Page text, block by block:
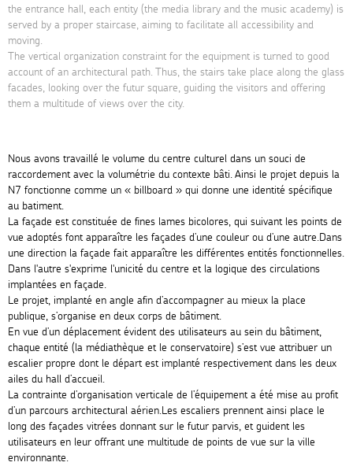
the entrance hall, each entity (the media library and the music academy) is
served by a proper staircase, aiming to facilitate all accessibility and
moving.
The vertical organization constraint for the equipment is turned to good
account of an architectural path. Thus, the stairs take place along the glass
facades, looking over the futur square, guiding the visitors and offering
them a multitude of views over the city.
Nous avons travaillé le volume du centre culturel dans un souci de
raccordement avec la volumétrie du contexte bâti. Ainsi le projet depuis la
N7 fonctionne comme un « billboard » qui donne une identité spécifique
au batiment.
La façade est constituée de fines lames bicolores, qui suivant les points de
vue adoptés font apparaître les façades d’une couleur ou d’une autre.Dans
une direction la façade fait apparaître les différentes entités fonctionnelles.
Dans l'autre s'exprime l'unicité du centre et la logique des circulations
implantées en façade.
Le projet, implanté en angle afin d’accompagner au mieux la place
publique, s’organise en deux corps de bâtiment.
En vue d’un déplacement évident des utilisateurs au sein du bâtiment,
chaque entité (la médiathèque et le conservatoire) s’est vue attribuer un
escalier propre dont le départ est implanté respectivement dans les deux
ailes du hall d’accueil.
La contrainte d’organisation verticale de l’équipement a été mise au profit
d’un parcours architectural aérien.Les escaliers prennent ainsi place le
long des façades vitrées donnant sur le futur parvis, et guident les
utilisateurs en leur offrant une multitude de points de vue sur la ville
environnante.